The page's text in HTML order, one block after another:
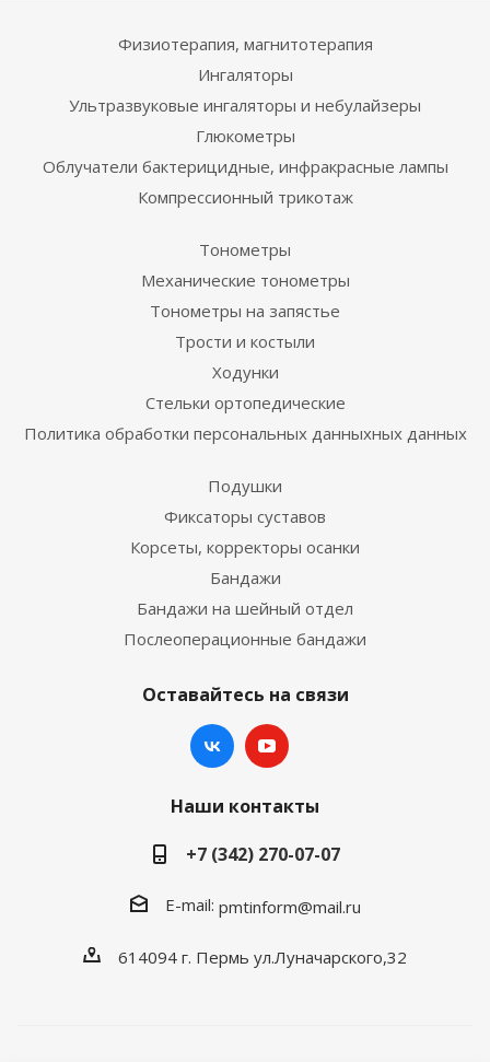
Физиотерапия, магнитотерапия
Ингаляторы
Ультразвуковые ингаляторы и небулайзеры
Глюкометры
Облучатели бактерицидные, инфракрасные лампы
Компрессионный трикотаж
Тонометры
Механические тонометры
Тонометры на запястье
Трости и костыли
Ходунки
Стельки ортопедические
Политика обработки персональных данныхных данных
Подушки
Фиксаторы суставов
Корсеты, корректоры осанки
Бандажи
Бандажи на шейный отдел
Послеоперационные бандажи
Оставайтесь на связи
Наши контакты
+7 (342) 270-07-07
E-mail: pmtinform@mail.ru
614094 г. Пермь ул.Луначарского,32